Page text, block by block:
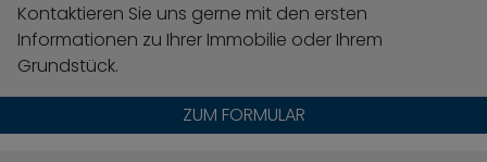
Kontaktieren Sie uns gerne mit den ersten
Informationen zu Ihrer Immobilie oder Ihrem
Grundstück.
ZUM FORMULAR